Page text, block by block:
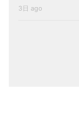
3日 ago